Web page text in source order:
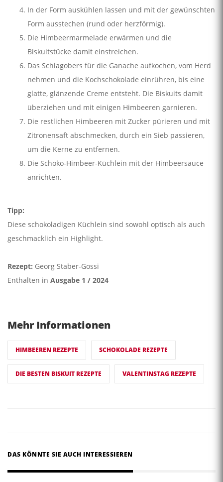
In der Form auskühlen lassen und mit der gewünschten
Form ausstechen (rund oder herzförmig).
Die Himbeermarmelade erwärmen und die
Biskuitstücke damit einstreichen.
Das Schlagobers für die Ganache aufkochen, vom Herd
nehmen und die Kochschokolade einrühren, bis eine
glatte, glänzende Creme entsteht. Die Biskuits damit
überziehen und mit einigen Himbeeren garnieren.
Die restlichen Himbeeren mit Zucker pürieren und mit
Zitronensaft abschmecken, durch ein Sieb passieren,
um die Kerne zu entfernen.
Die Schoko­-Himbeer­-Küchlein mit der Himbeersauce
anrichten.
Tipp:
Diese schokoladigen Küchlein sind sowohl optisch als auch
geschmacklich ein Highlight.
Rezept: Georg Staber-Gossi
Enthalten in Ausgabe 1 / 2024
Mehr Informationen
HIMBEEREN REZEPTE SCHOKOLADE REZEPTE
DIE BESTEN BISKUIT REZEPTE VALENTINSTAG REZEPTE
DAS KÖNNTE SIE AUCH INTERESSIEREN